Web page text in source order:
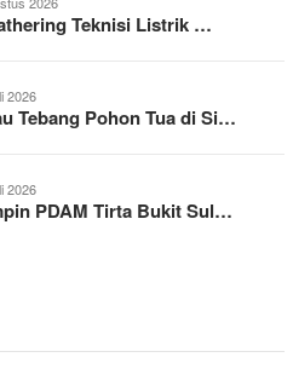
Teknisi Listrik …
2026
Tebang Pohon Tua di Si…
2026
PDAM Tirta Bukit Sul…